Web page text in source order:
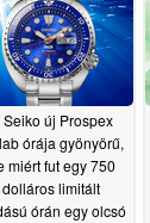
Seiko új Prospex
órája gyönyörű,
miért fut egy 750
dolláros limitált
órán egy olcsó